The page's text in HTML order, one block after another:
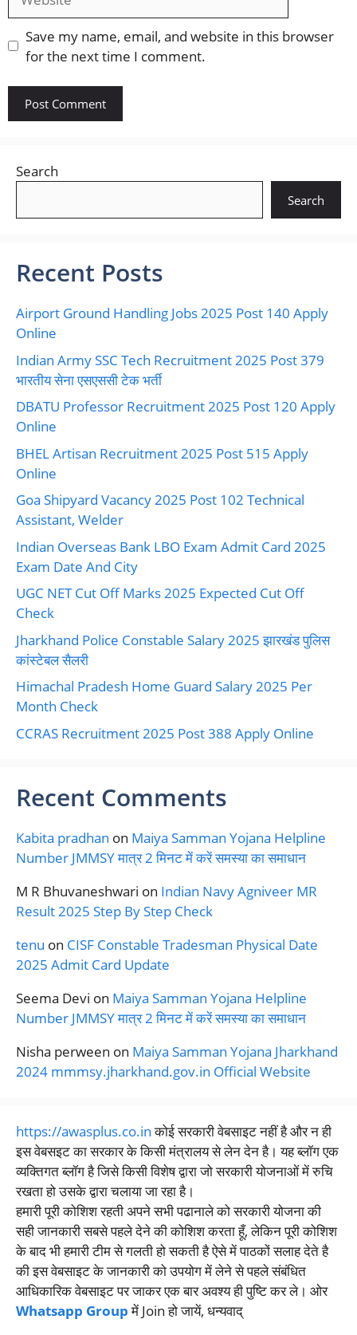
Save my name, email, and website in this browser
for the next time I comment.
Search
Search
Recent Posts
Airport Ground Handling Jobs 2025 Post 140 Apply
Online
Indian Army SSC Tech Recruitment 2025 Post 379
भारतीय सेना एसएससी टेक भर्ती
DBATU Professor Recruitment 2025 Post 120 Apply
Online
BHEL Artisan Recruitment 2025 Post 515 Apply
Online
Goa Shipyard Vacancy 2025 Post 102 Technical
Assistant, Welder
Indian Overseas Bank LBO Exam Admit Card 2025
Exam Date And City
UGC NET Cut Off Marks 2025 Expected Cut Off
Check
Jharkhand Police Constable Salary 2025 झारखंड पुलिस
कांस्टेबल सैलरी
Himachal Pradesh Home Guard Salary 2025 Per
Month Check
CCRAS Recruitment 2025 Post 388 Apply Online
Recent Comments
Kabita pradhan on Maiya Samman Yojana Helpline
Number JMMSY मात्र 2 मिनट में करें समस्या का समाधान
M R Bhuvaneshwari on Indian Navy Agniveer MR
Result 2025 Step By Step Check
tenu on CISF Constable Tradesman Physical Date
2025 Admit Card Update
Seema Devi on Maiya Samman Yojana Helpline
Number JMMSY मात्र 2 मिनट में करें समस्या का समाधान
Nisha perween on Maiya Samman Yojana Jharkhand
2024 mmmsy.jharkhand.gov.in Official Website
https://awasplus.co.inकोई सरकारी वेबसाइट नहीं है और न ही
इस वेबसइट का सरकार के किसी मंत्रालय से लेन देन है। यह ब्लॉग एक
व्यक्तिगत ब्लॉग है जिसे किसी विशेष द्वारा जो सरकारी योजनाओं में रुचि
रखता हो उसके द्वारा चलाया जा रहा है।
हमारी पूरी कोशिश रहती अपने सभी पढानाले को सरकारी योजना की
सही जानकारी सबसे पहले देने की कोशिश करता हूँ, लेकिन पूरी कोशिश
के बाद भी हमारी टीम से गलती हो सकती है ऐसे में पाठकों सलाह देते है
की इस वेबसाइट के जानकारी को उपयोग में लेने से पहले संबंधित
आधिकारिक वेबसाइट पर जाकर एक बार अवश्य ही पुष्टि कर ले। ओर
Whatsapp Groupमें Join हो जायें, धन्यवाद्